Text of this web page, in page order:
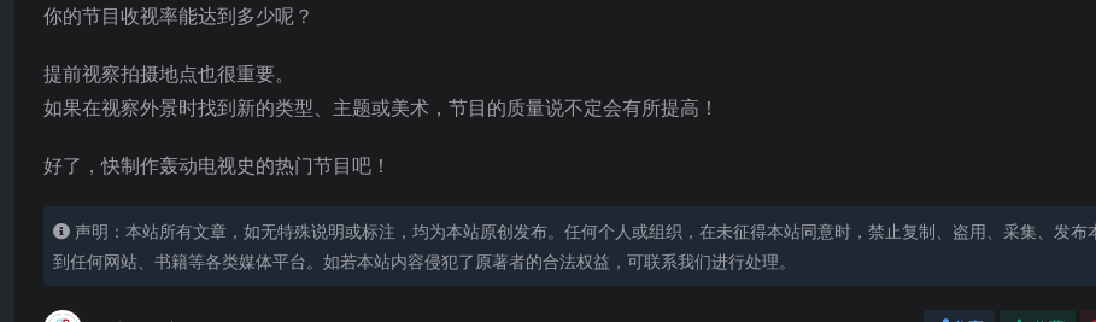
你的节目收视率能达到多少呢？
提前视察拍摄地点也很重要。
如果在视察外景时找到新的类型、主题或美术，节目的质量说不定会有所提高！
好了，快制作轰动电视史的热门节目吧！
声明：本站所有文章，如无特殊说明或标注，均为本站原创发布。任何个人或组织，在未征得本站同意时，禁止复制、盗用、采集、发布
到任何网站、书籍等各类媒体平台。如若本站内容侵犯了原著者的合法权益，可联系我们进行处理。